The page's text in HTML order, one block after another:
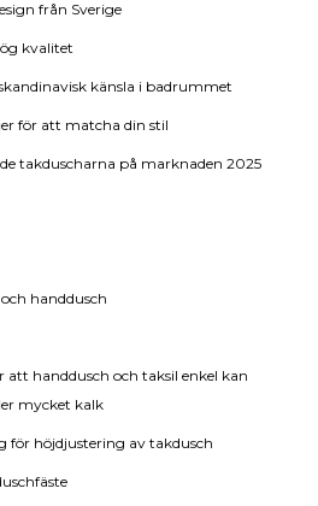
från Sverige
kvalitet
känsla i badrummet
för att matcha din stil
takduscharna på marknaden 2025
handdusch
handdusch och taksil enkel kan
mycket kalk
för höjdjustering av takdusch